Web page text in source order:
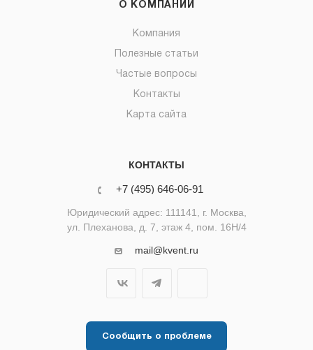
О КОМПАНИИ
Компания
Полезные статьи
Частые вопросы
Контакты
Карта сайта
КОНТАКТЫ
+7 (495) 646-06-91
Юридический адрес: 111141, г. Москва,
ул. Плеханова, д. 7, этаж 4, пом. 16Н/4
mail@kvent.ru
Сообщить о проблеме